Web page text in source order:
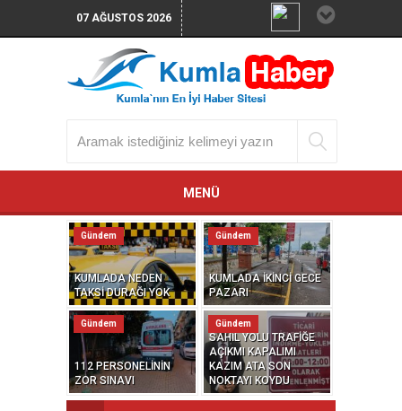
07 AĞUSTOS 2026
MENÜ
KUMLADA NEDEN
TAKSİ DURAĞI YOK
Gündem
KUMLADA İKİNCİ GECE
PAZARI
Gündem
112 PERSONELİNİN
ZOR SINAVI
Gündem
SAHİL YOLU TRAFİĞE
AÇIKMI KAPALIMI
KAZIM ATA SON
NOKTAYI KOYDU
Gündem